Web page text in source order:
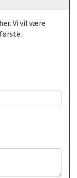
Vi vil være